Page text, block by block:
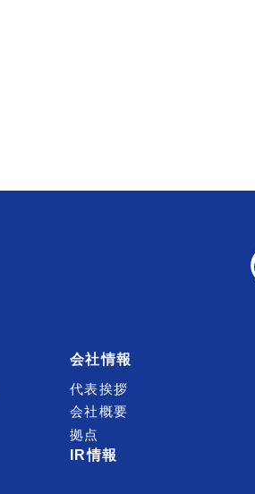
会社情報
代表挨拶
会社概要
拠点
IR情報